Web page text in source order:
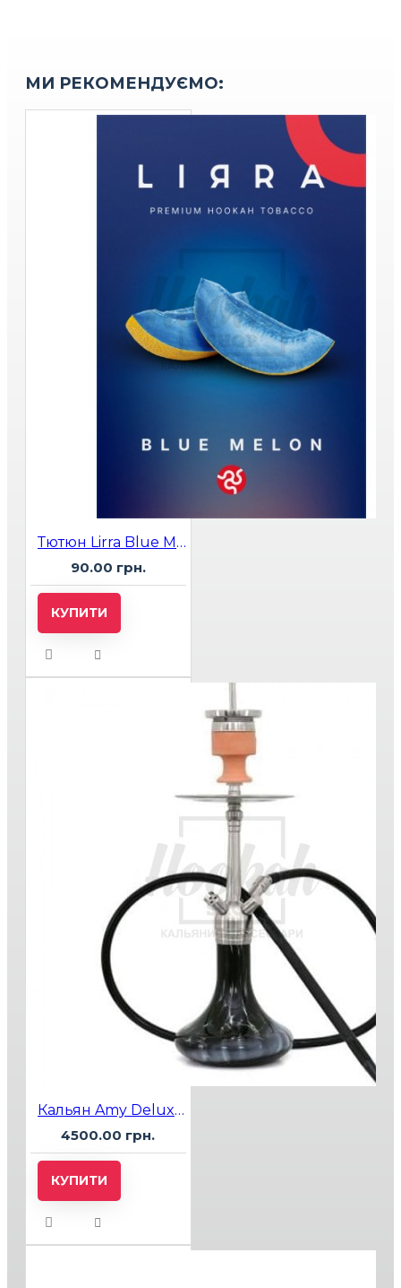
МИ РЕКОМЕНДУЄМО:
Тютюн Lirra Blue Melon (Диня Блю, Чорниця Диня) 50 гр
90.00 грн.
КУПИТИ
Кальян Amy Deluxe SS11 Чорний
4500.00 грн.
КУПИТИ